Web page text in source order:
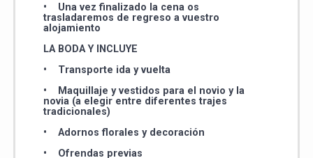
• Una vez finalizado la cena os
trasladaremos de regreso a vuestro
alojamiento
LA BODA Y INCLUYE
• Transporte ida y vuelta
• Maquillaje y vestidos para el novio y la
novia (a elegir entre diferentes trajes
tradicionales)
• Adornos florales y decoración
• Ofrendas previas